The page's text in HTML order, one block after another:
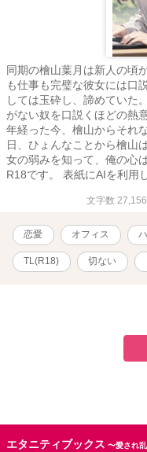
同期の檜山葉月は新人の頃
も仕事も完璧な彼女には口
しては玉砕し、諦めていた
がない奴を口説くほどの熱
年経った今、檜山からそれ
日、ひょんなことから檜山
女の弱みを知って、俺の心
R18です。 表紙にAIを利用
文字数 27,156
恋愛 オフィス
TL(R18) 切ない
エタニティブックス 〜愛され